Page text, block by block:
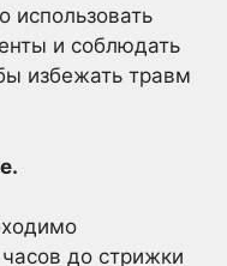
использовать
и соблюдать
избежать травм
до стрижки